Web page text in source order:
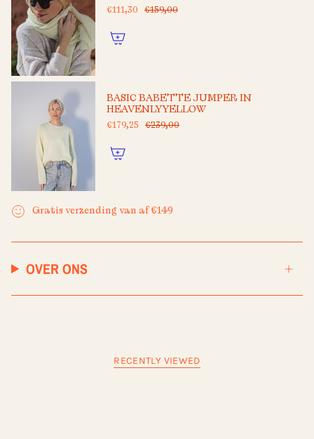
€111,30 €159,00
BASIC BABETTE JUMPER IN
HEAVENLY YELLOW
€179,25 €239,00
Gratis verzending van af €149
OVER ONS
RECENTLY VIEWED